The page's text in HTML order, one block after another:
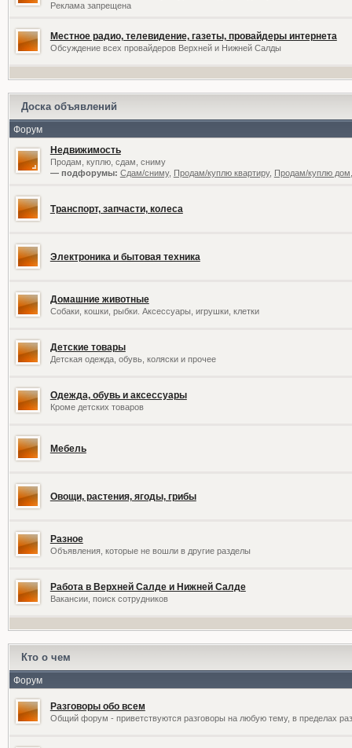
Реклама запрещена
Местное радио, телевидение, газеты, провайдеры интернета
Обсуждение всех провайдеров Верхней и Нижней Салды
Доска объявлений
Форум
Недвижимость
Продам, куплю, сдам, сниму
— подфорумы: Сдам/сниму, Продам/куплю квартиру, Продам/куплю
Транспорт, запчасти, колеса
Электроника и бытовая техника
Домашние животные
Собаки, кошки, рыбки. Аксессуары, игрушки, клетки
Детские товары
Детская одежда, обувь, коляски и прочее
Одежда, обувь и аксессуары
Кроме детских товаров
Мебель
Овощи, растения, ягоды, грибы
Разное
Объявления, которые не вошли в другие разделы
Работа в Верхней Салде и Нижней Салде
Вакансии, поиск сотрудников
Кто о чем
Форум
Разговоры обо всем
Общий форум - приветствуются разговоры на любую тему, в пределах